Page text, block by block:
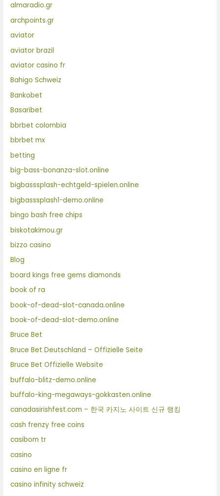
almaradio.gr
archpoints.gr
aviator
aviator brazil
aviator casino fr
Bahigo Schweiz
Bankobet
Basaribet
bbrbet colombia
bbrbet mx
betting
big-bass-bonanza-slot.online
bigbasssplash-echtgeld-spielen.online
bigbasssplash1-demo.online
bingo bash free chips
biskotakimou.gr
bizzo casino
Blog
board kings free gems diamonds
book of ra
book-of-dead-slot-canada.online
book-of-dead-slot-demo.online
Bruce Bet
Bruce Bet Deutschland – Offizielle Seite
Bruce Bet Offizielle Website
buffalo-blitz-demo.online
buffalo-king-megaways-gokkasten.online
canadasirishfest.com – 한국 카지노 사이트 신규 랭킹
cash frenzy free coins
casibom tr
casino
casino en ligne fr
casino infinity schweiz